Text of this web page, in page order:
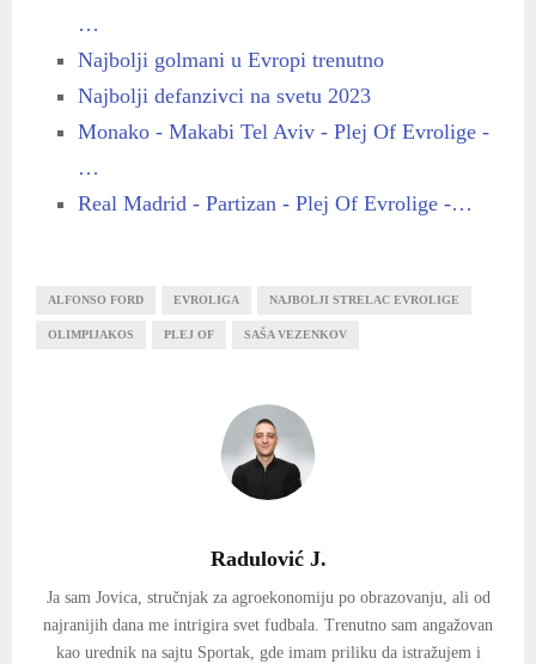
…
Najbolji golmani u Evropi trenutno
Najbolji defanzivci na svetu 2023
Monako - Makabi Tel Aviv - Plej Of Evrolige -
…
Real Madrid - Partizan - Plej Of Evrolige -…
ALFONSO FORD EVROLIGA NAJBOLJI STRELAC EVROLIGE
OLIMPIJAKOS PLEJ OF SAŠA VEZENKOV
Radulović J.
Ja sam Jovica, stručnjak za agroekonomiju po obrazovanju, ali od
najranijih dana me intrigira svet fudbala. Trenutno sam angažovan
kao urednik na sajtu Sportak, gde imam priliku da istražujem i